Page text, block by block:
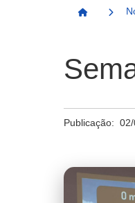
Página
Publicação: